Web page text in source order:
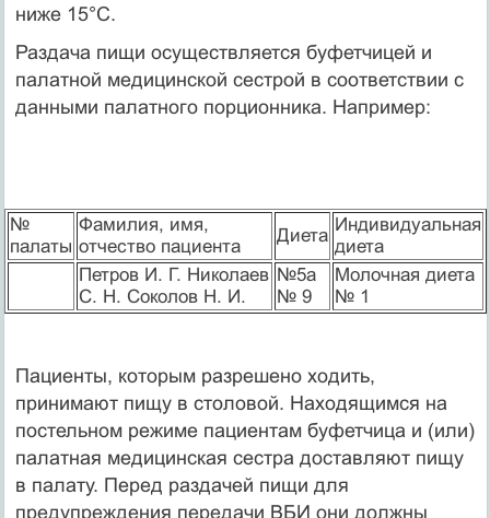
ниже 15°С.
Раздача пищи осуществляется буфетчицей и
палатной медицинской сестрой в соответствии с
данными палатного порционника. Например:
№
палаты
Фамилия, имя,
отчество пациента
Диета
Индивидуальная
диета
Петров И. Г. Николаев
С. Н. Соколов Н. И.
№5а
№ 9
Молочная диета
№ 1
Пациенты, которым разрешено ходить,
принимают пищу в столовой. Находящимся на
постельном режиме пациентам буфетчица и (или)
палатная медицинская сестра доставляют пищу
в палату. Перед раздачей пищи для
предупреждения передачи ВБИ они должны